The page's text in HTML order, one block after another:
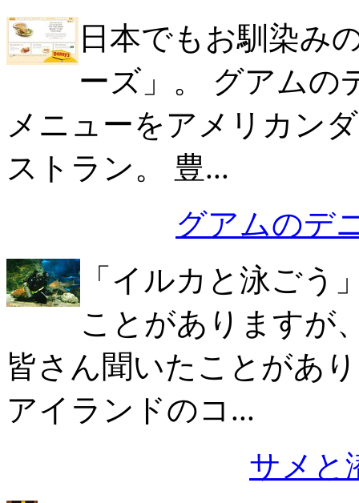
日本でもお馴染み
ーズ」。 グアムの
メニューをアメリカン
ストラン。 豊...
グアムのデ
「イルカと泳ごう
ことがありますが
皆さん聞いたことがあ
アイランドのコ...
サメと